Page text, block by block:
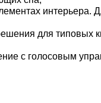
интерьера.
для типовых
с голосовым